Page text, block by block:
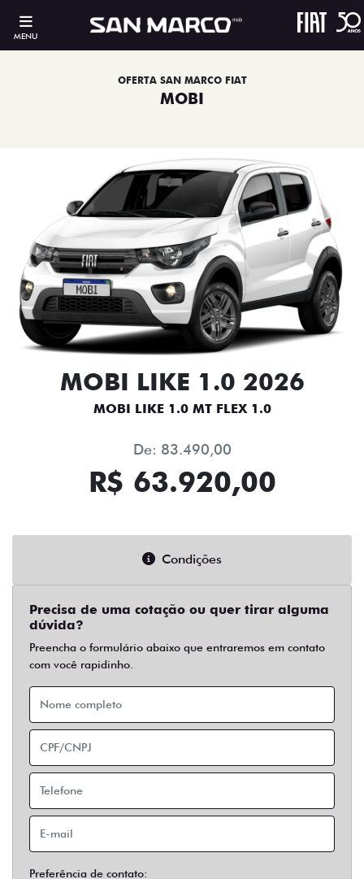
MENU
OFERTA SAN MARCO FIAT
MOBI
MOBI LIKE 1.0 2026
MOBI LIKE 1.0 MT FLEX 1.0
De: 83.490,00
R$ 63.920,00
Condições
Precisa de uma cotação ou quer tirar alguma
dúvida?
Preencha o formulário abaixo que entraremos em contato
com você rapidinho.
Preferência de contato: